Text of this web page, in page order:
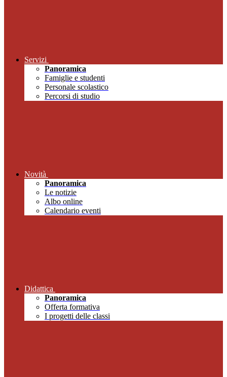
Servizi
Panoramica
Famiglie e studenti
Personale scolastico
Percorsi di studio
Novità
Panoramica
Le notizie
Albo online
Calendario eventi
Didattica
Panoramica
Offerta formativa
I progetti delle classi